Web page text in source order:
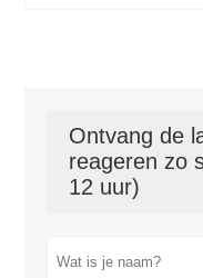
Ontvang de
reageren zo
12 uur)